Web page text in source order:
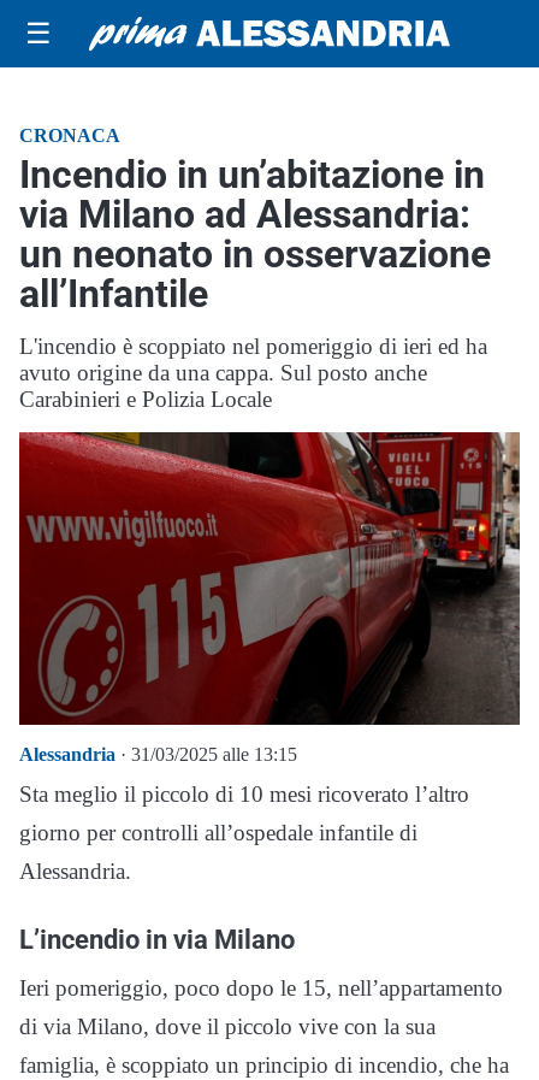
☰
CRONACA
Incendio in un’abitazione in
via Milano ad Alessandria:
un neonato in osservazione
all’Infantile
L'incendio è scoppiato nel pomeriggio di ieri ed ha
avuto origine da una cappa. Sul posto anche
Carabinieri e Polizia Locale
Alessandria · 31/03/2025 alle 13:15
Sta meglio il piccolo di 10 mesi ricoverato l’altro
giorno per controlli all’ospedale infantile di
Alessandria.
L’incendio in via Milano
Ieri pomeriggio, poco dopo le 15, nell’appartamento
di via Milano, dove il piccolo vive con la sua
famiglia, è scoppiato un principio di incendio, che ha